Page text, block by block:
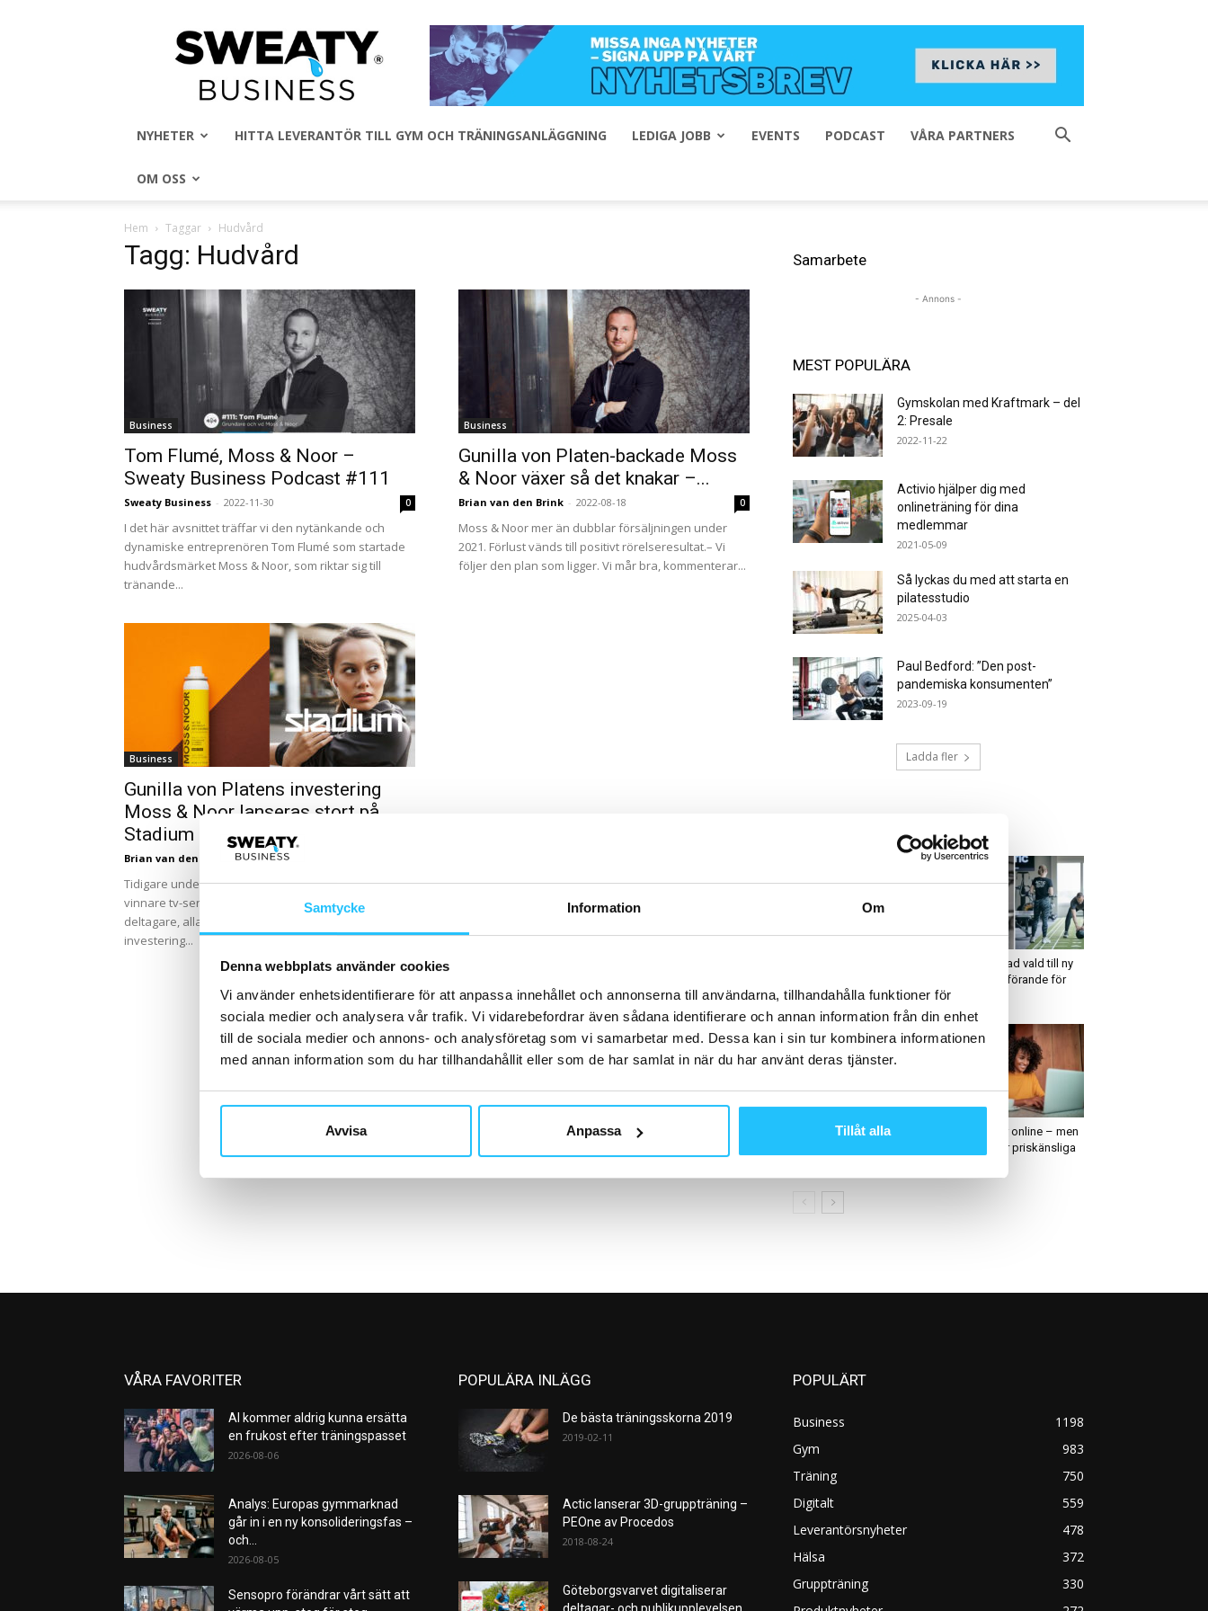
Samtycke Information Om
Denna webbplats använder cookies
Vi använder enhetsidentifierare för att anpassa innehållet och annonserna till användarna, tillhandahålla funktioner för
sociala medier och analysera vår trafik. Vi vidarebefordrar även sådana identifierare och annan information från din enhet
till de sociala medier och annons- och analysföretag som vi samarbetar med. Dessa kan i sin tur kombinera informationen
med annan information som du har tillhandahållit eller som de har samlat in när du har använt deras tjänster.
Avvisa Anpassa Tillåt alla
Sweaty
Business
NYHETER HITTA LEVERANTÖR TILL GYM OCH TRÄNINGSANLÄGGNING LEDIGA JOBB EVENTS PODCAST VÅRA PARTNERS
OM OSS
Hem Taggar Hudvård
Tagg: Hudvård
Business
Tom Flumé, Moss & Noor –
Sweaty Business Podcast #111
Sweaty Business - 2022-11-30 0
I det här avsnittet träffar vi den nytänkande och
dynamiske entreprenören Tom Flumé som startade
hudvårdsmärket Moss & Noor, som riktar sig till
tränande...
Business
Gunilla von Platen-backade Moss
& Noor växer så det knakar –...
Brian van den Brink - 2022-08-18 0
Moss & Noor mer än dubblar försäljningen under
2021. Förlust vänds till positivt rörelseresultat.– Vi
följer den plan som ligger. Vi mår bra, kommenterar...
Business
Gunilla von Platens investering
Moss & Noor lanseras stort på
Stadium
Brian van den Brink - 2022-06-21
Tidigare under våren blev entreprenören Tom Flumé
vinnare tv-serien ”The Apprentice” i TV4, där tolv
deltagare, alla med varsin affärsidé, tävlade om en
investering...
Samarbete
- Annons -
MEST POPULÄRA
Gymskolan med Kraftmark – del
2: Presale
2022-11-22
Activio hjälper dig med
onlineträning för dina
medlemmar
2021-05-09
Så lyckas du med att starta en
pilatesstudio
2025-04-03
Paul Bedford: ”Den post-
pandemiska konsumenten”
2023-09-19
Ladda fler
marknadsföring
Olav Thorstad vald till ny
styrelseordförande för
Actic
Business
Sony lägger ned
Business
Fler handlar online – men
kunderna är priskänsliga
VÅRA FAVORITER
AI kommer aldrig kunna ersätta
en frukost efter träningspasset
2026-08-06
Analys: Europas gymmarknad
går in i en ny konsolideringsfas –
och...
2026-08-05
Sensopro förändrar vårt sätt att
POPULÄRA INLÄGG
De bästa träningsskorna 2019
2019-02-11
Actic lanserar 3D-gruppträning –
PEOne av Procedos
2018-08-24
Göteborgsvarvet digitaliserar
POPULÄRT
Business
1198
Gym
983
Träning
750
Digitalt
559
Leverantörsnyheter
478
Hälsa
372
Gruppträning
330